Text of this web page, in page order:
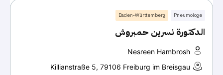
Pneumologe
Baden-Württemberg
الدكتورة نسرين حمبروش
Nesreen Hambrosh
Killianstraße 5, 79106 Freiburg im Breisgau